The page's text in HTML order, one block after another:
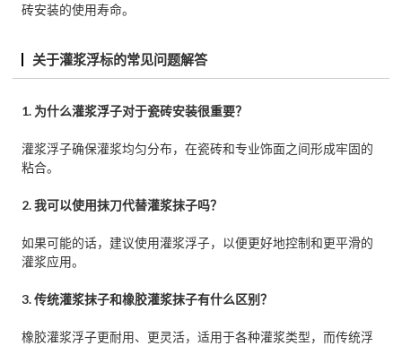
砖安装的使用寿命。
关于灌浆浮标的常见问题解答
1. 为什么灌浆浮子对于瓷砖安装很重要？
灌浆浮子确保灌浆均匀分布，在瓷砖和专业饰面之间形成牢固的
粘合。
2. 我可以使用抹刀代替灌浆抹子吗？
如果可能的话，建议使用灌浆浮子，以便更好地控制和更平滑的
灌浆应用。
3. 传统灌浆抹子和橡胶灌浆抹子有什么区别？
橡胶灌浆浮子更耐用、更灵活，适用于各种灌浆类型，而传统浮